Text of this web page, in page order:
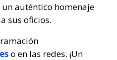
un auténtico homenaje
sus oficios.
o en las redes. ¡Un